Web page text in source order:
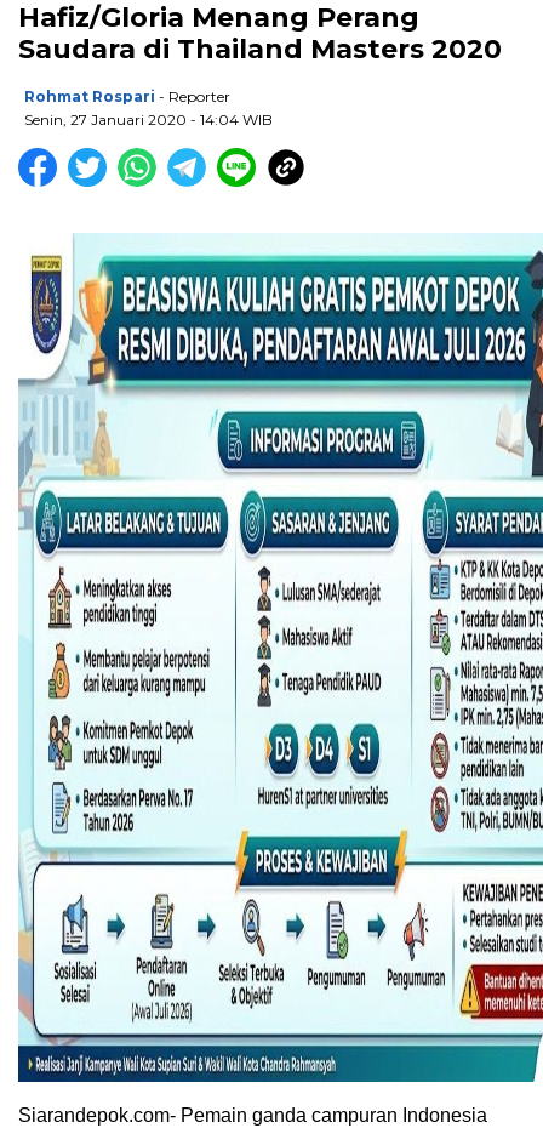
Hafiz/Gloria Menang Perang
Saudara di Thailand Masters 2020
Rohmat Rospari - Reporter
Senin, 27 Januari 2020 - 14:04 WIB
Siarandepok.com- Pemain ganda campuran Indonesia